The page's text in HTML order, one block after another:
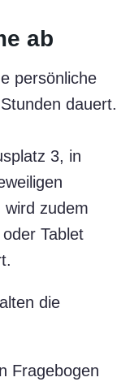
ab
persönliche
dauert.
3, in
wird zudem
Tablet
die
Fragebogen